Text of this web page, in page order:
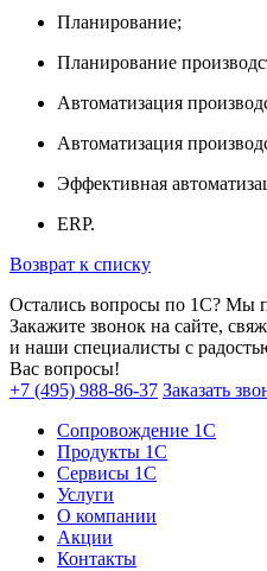
Планирование;
Планирование
Автоматизация
Автоматизация
Эффективная
ERP.
Возврат к списку
Остались вопросы по 1С? Мы
Закажите звонок на сайте,
и наши специалисты с
Вас вопросы!
+7 (495) 988-86-37 Заказать
Сопровождение 1С
Продукты 1С
Сервисы 1С
Услуги
О компании
Акции
Контакты